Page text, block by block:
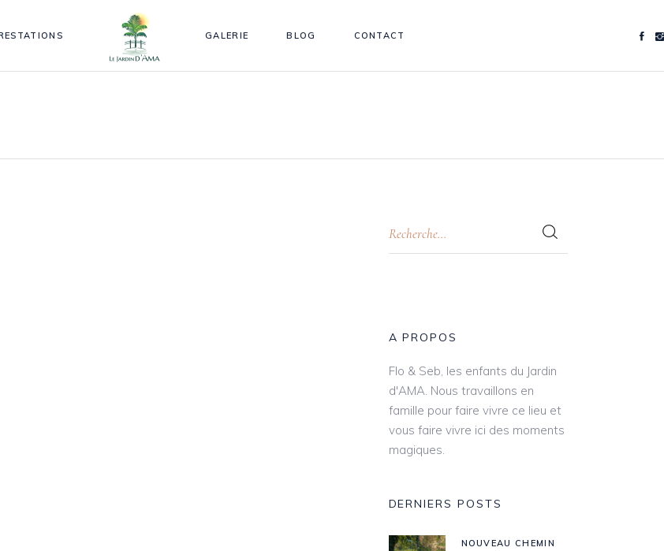
GALERIE BLOG CONTACT
A PROPOS
Flo & Seb, les enfants du Jardin
d'AMA. Nous travaillons en
famille pour faire vivre ce lieu et
vous faire vivre ici des moments
magiques.
DERNIERS POSTS
NOUVEAU CHEMIN